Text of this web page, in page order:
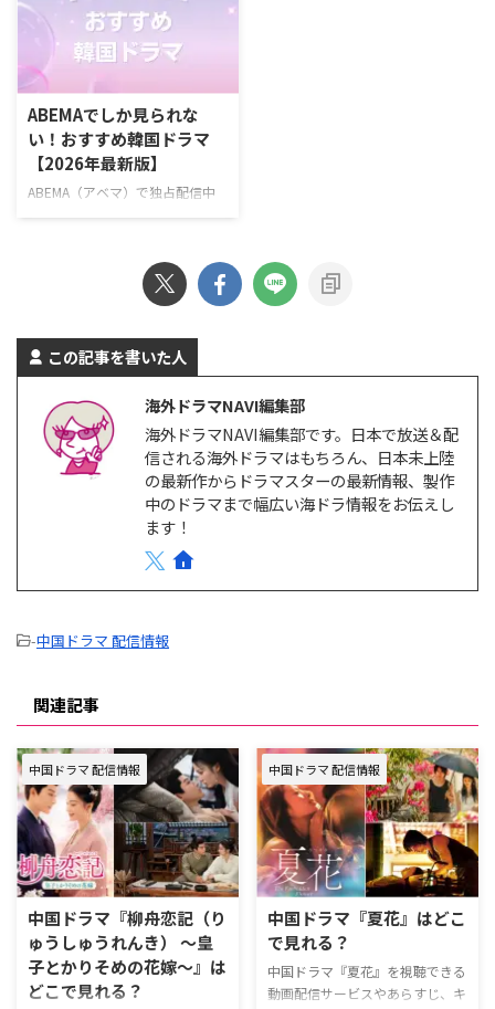
『残念ながら明日も出勤です！』
2026年6月22日（月）スタート
ソ・イングク主演！ 日常の倦怠
期に悩む会社員と冷徹な上司が仕
事と恋のときめきを取り戻してい
く、共感必至のオフィスロマン
ス。 >>『残念ながら明日も出勤
です！』詳細 ＼新規なら30日間
無料！／ 『残念ながら明日も出
ABEMAでしか見られな
い！おすすめ韓国ドラマ
【2026年最新版】
ABEMA（アベマ）で独占配信中
の韓国ドラマを一挙紹介！
ラマとは？ ABEMAでは、オリジ
ナルのドラマや恋愛リアリティー
ショー、アニメ、スポーツなど、
ドラマをはじめとするアジアドラ
マも豊富で、特にK-POPアイドル
レミアムで多数独占配信してい
る。 ABEMAプレミアムは、広告
なしと広告つきの2つのプランが
ある。 ABEMAプレミアム 広告つ
きABEMAプレミアム 月額料金
￥1,180/月 ￥680/月 プレミ …
この記事を書いた人
海外ドラマNAVI編集部
海外ドラマNAVI編集部です。日本で放送＆配
信される海外ドラマはもちろん、日本未上陸
の最新作からドラマスターの最新情報、製作
中のドラマまで幅広い海ドラ情報をお伝えし
ます！
-中国ドラマ 配信情報
関連記事
中国ドラマ 配信情報
中国ドラマ『柳舟恋記（り
ゅうしゅうれんき） ～皇
子とかりそめの花嫁～』は
どこで見れる？
中国ドラマ 配信情報
中国ドラマ『夏花』はどこ
で見れる？
中国ドラマ『夏花』を視聴できる
動画配信サービスやあらすじ、キ